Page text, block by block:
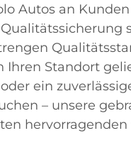
Autos an
Ihren Standort
ein
– unsere